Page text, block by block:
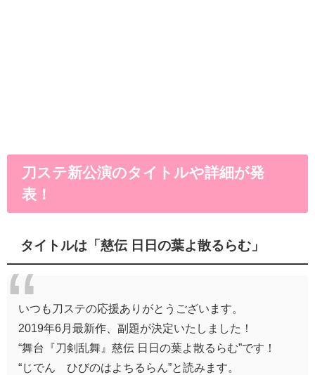
刀ステ新公演のタイトルや詳細が発
表！
タイトルは「慈伝 日日の葉よ散るらむ」
いつも刀ステの応援ありがとうございます。
2019年6月最新作、副題が決定いたしました！
“舞台『刀剣乱舞』慈伝 日日の葉よ散るらむ”です！
“じでん ひびのはよちるらん”と読みます。